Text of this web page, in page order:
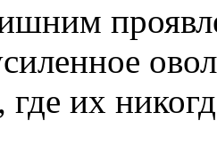
где их